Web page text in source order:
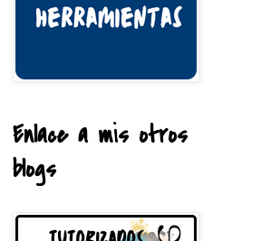
Enlace a mis otros
blogs